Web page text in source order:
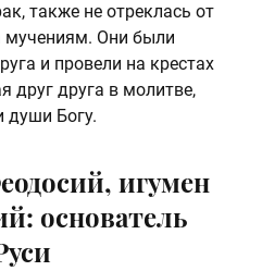
также не отреклась от
мучениям. Они были
и провели на крестах
друг друга в молитве,
души Богу.
игумен
основатель